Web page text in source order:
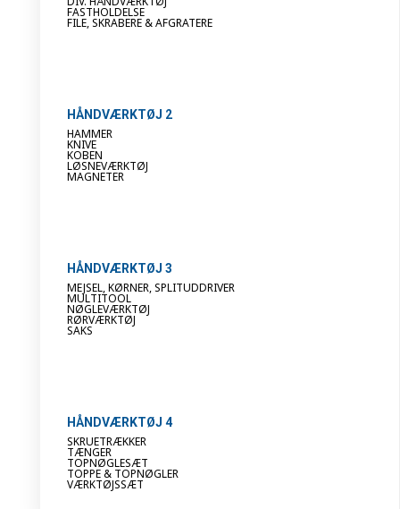
FASTHOLDELSE
FILE, SKRABERE & AFGRATERE
HÅNDVÆRKTØJ 2
HAMMER
KNIVE
KOBEN
LØSNEVÆRKTØJ
MAGNETER
HÅNDVÆRKTØJ 3
MEJSEL, KØRNER, SPLITUDDRIVER
MULTITOOL
NØGLEVÆRKTØJ
RØRVÆRKTØJ
SAKS
HÅNDVÆRKTØJ 4
SKRUETRÆKKER
TÆNGER
TOPNØGLESÆT
TOPPE & TOPNØGLER
VÆRKTØJSSÆT